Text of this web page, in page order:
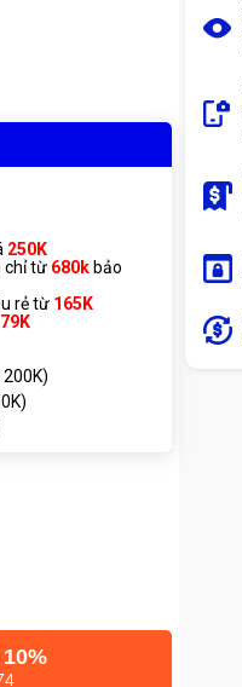
250K
chỉ từ 680k bảo
rẻ từ 165K
79K